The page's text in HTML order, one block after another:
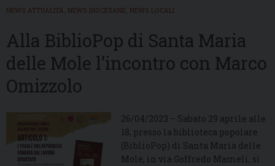
NEWS ATTUALITÀ NEWS DIOCESANE NEWS LOCALI
Alla BiblioPop di Santa Maria
delle Mole l’incontro con Marco
Omizzolo
26/04/2023 – Sabato 29 aprile alle
18, presso la biblioteca popolare
(BiblioPop) di Santa Maria delle
Mole, in via Goffredo Mameli, si